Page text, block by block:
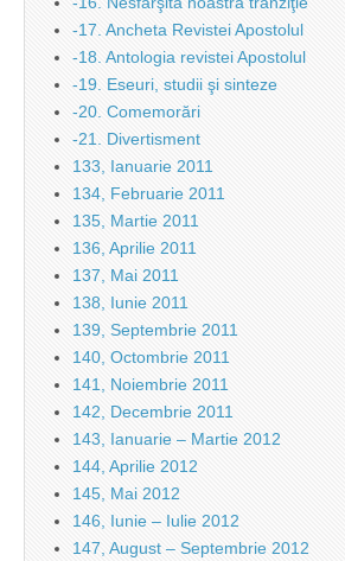
-17. Ancheta Revistei Apostolul
-18. Antologia revistei Apostolul
-19. Eseuri, studii şi sinteze
-20. Comemorări
-21. Divertisment
133, Ianuarie 2011
134, Februarie 2011
135, Martie 2011
136, Aprilie 2011
137, Mai 2011
138, Iunie 2011
139, Septembrie 2011
140, Octombrie 2011
141, Noiembrie 2011
142, Decembrie 2011
143, Ianuarie – Martie 2012
144, Aprilie 2012
145, Mai 2012
146, Iunie – Iulie 2012
147, August – Septembrie 2012